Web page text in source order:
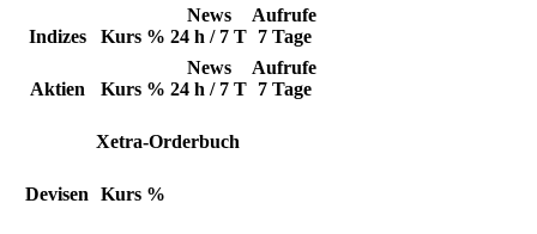
Indizes Kurs %
News
24 h / 7 T
Aufrufe
7 Tage
Aktien Kurs %
News
24 h / 7 T
Aufrufe
7 Tage
Xetra-Orderbuch
Devisen Kurs %